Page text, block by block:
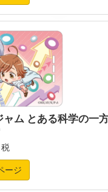
ャム とある科学の一
ージ